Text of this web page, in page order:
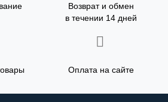
Возврат и обмен
в течении 14 дней
Оплата на сайте